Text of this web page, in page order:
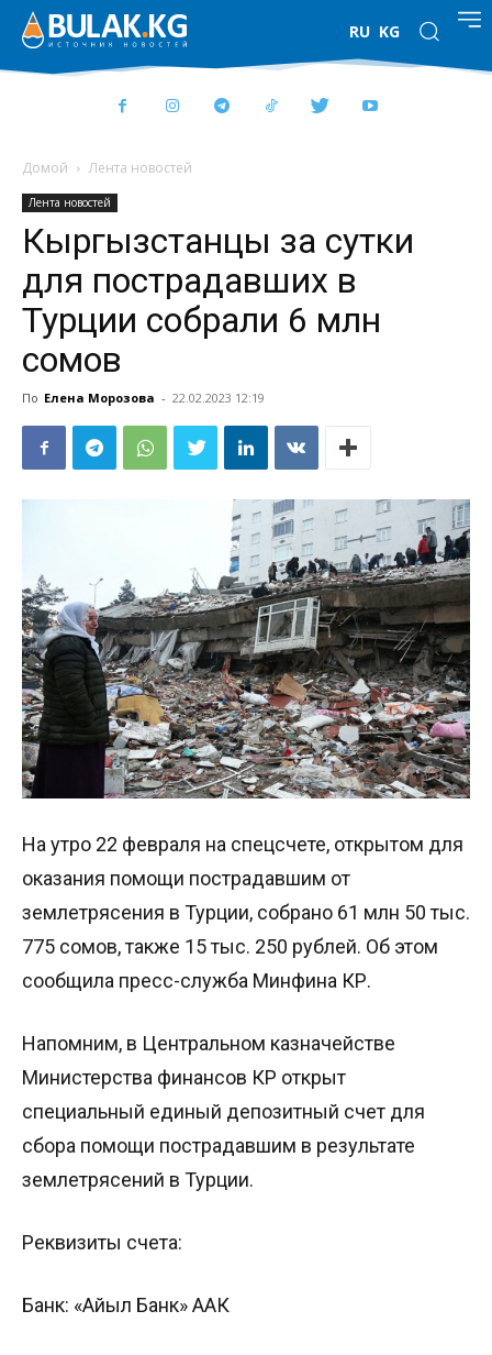
RU KG
Домой Лента новостей
Лента новостей
Кыргызстанцы за сутки
для пострадавших в
Турции собрали 6 млн
сомов
По Елена Морозова - 22.02.2023 12:19
На утро 22 февраля на спецсчете, открытом для
оказания помощи пострадавшим от
землетрясения в Турции, собрано 61 млн 50 тыс.
775 сомов, также 15 тыс. 250 рублей. Об этом
сообщила пресс-служба Минфина КР.
Напомним, в Центральном казначействе
Министерства финансов КР открыт
специальный единый депозитный счет для
сбора помощи пострадавшим в результате
землетрясений в Турции.
Реквизиты счета:
Банк: «Айыл Банк» ААК